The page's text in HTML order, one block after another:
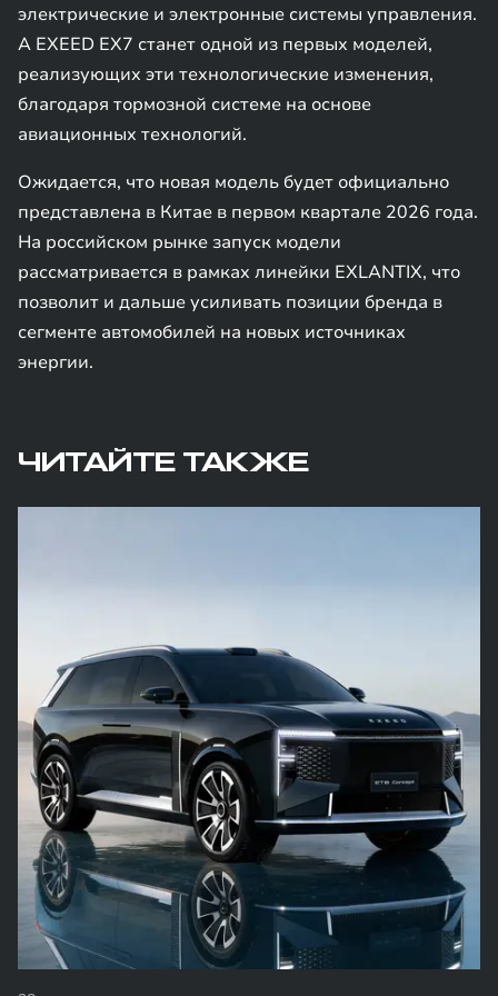
электрические и электронные системы управления.
А EXEED EX7 станет одной из первых моделей,
реализующих эти технологические изменения,
благодаря тормозной системе на основе
авиационных технологий.
Ожидается, что новая модель будет официально
представлена в Китае в первом квартале 2026 года.
На российском рынке запуск модели
рассматривается в рамках линейки EXLANTIX, что
позволит и дальше усиливать позиции бренда в
сегменте автомобилей на новых источниках
энергии.
ЧИТАЙТЕ ТАКЖЕ